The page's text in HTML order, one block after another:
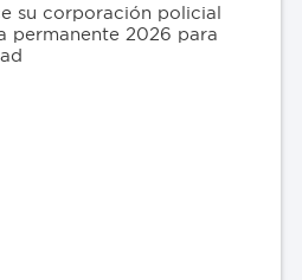
su corporación policial
permanente 2026 para